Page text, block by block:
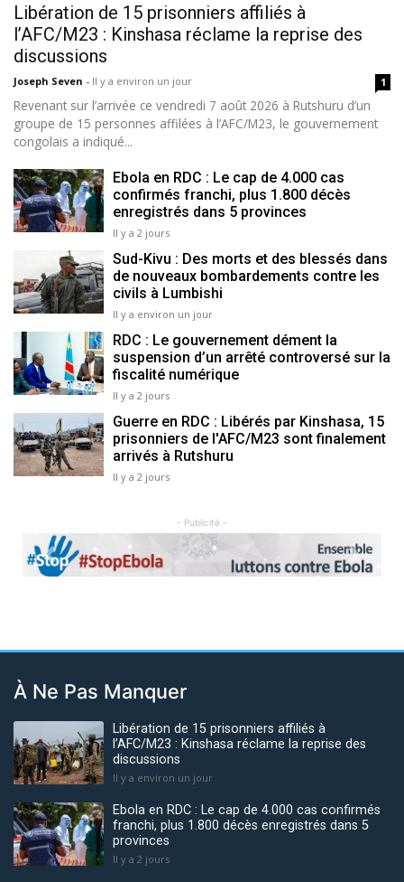
Libération de 15 prisonniers affiliés à
l’AFC/M23 : Kinshasa réclame la reprise des
discussions
Joseph Seven - Il y a environ un jour 1
Revenant sur l’arrivée ce vendredi 7 août 2026 à Rutshuru d’un
groupe de 15 personnes affilées à l’AFC/M23, le gouvernement
congolais a indiqué...
Ebola en RDC : Le cap de 4.000 cas
confirmés franchi, plus 1.800 décès
enregistrés dans 5 provinces
Il y a 2 jours
Sud-Kivu : Des morts et des blessés dans
de nouveaux bombardements contre les
civils à Lumbishi
Il y a environ un jour
RDC : Le gouvernement dément la
suspension d’un arrêté controversé sur la
fiscalité numérique
Il y a 2 jours
Guerre en RDC : Libérés par Kinshasa, 15
prisonniers de l'AFC/M23 sont finalement
arrivés à Rutshuru
Il y a 2 jours
- Publicité -
Previous Next
À Ne Pas Manquer
Libération de 15 prisonniers affiliés à
l’AFC/M23 : Kinshasa réclame la reprise des
discussions
Il y a environ un jour
Ebola en RDC : Le cap de 4.000 cas confirmés
franchi, plus 1.800 décès enregistrés dans 5
provinces
Il y a 2 jours